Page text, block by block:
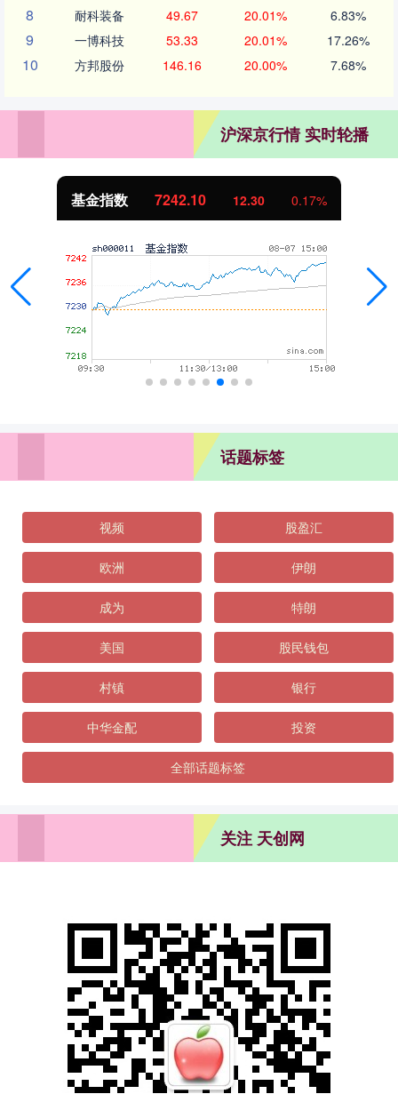
8 耐科装备 49.67 20.01% 6.83%
9 一博科技 53.33 20.01% 17.26%
10 方邦股份 146.16 20.00% 7.68%
沪深京行情 实时轮播
基金指数 7242.10 12.30 0.17%
话题标签
视频 股盈汇
欧洲 伊朗
成为 特朗
美国 股民钱包
村镇 银行
中华金配 投资
全部话题标签
关注 天创网